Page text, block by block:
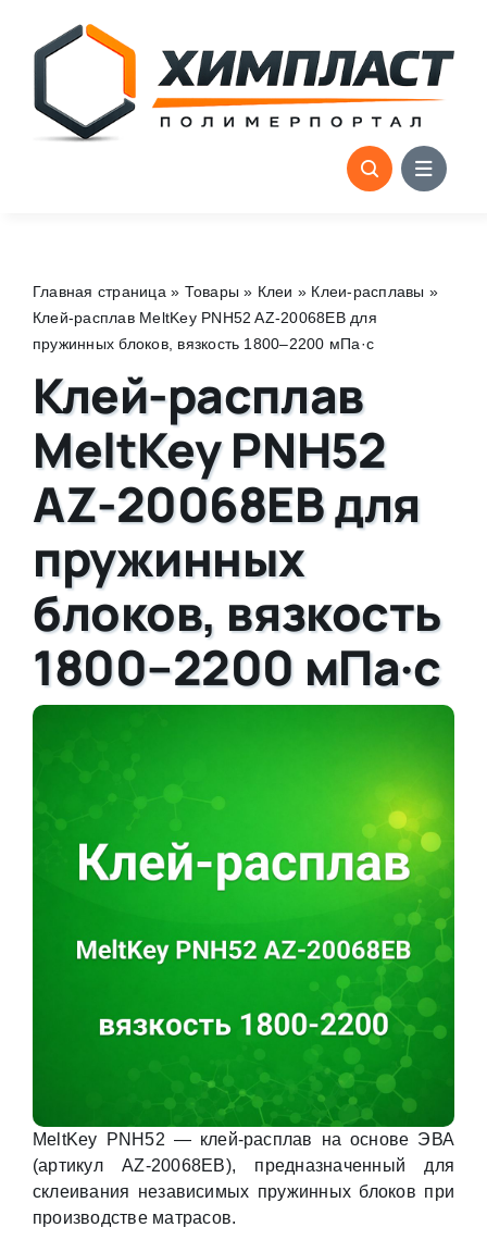
content
Главная страница » Товары » Клеи » Клеи-расплавы »
Клей-расплав MeltKey PNH52 AZ-20068EB для
пружинных блоков, вязкость 1800–2200 мПа·с
Клей-расплав
MeltKey PNH52
AZ-20068EB для
пружинных
блоков, вязкость
1800–2200 мПа·с
MeltKey PNH52 — клей-расплав на основе ЭВА
(артикул AZ-20068EB), предназначенный для
склеивания независимых пружинных блоков при
производстве матрасов.